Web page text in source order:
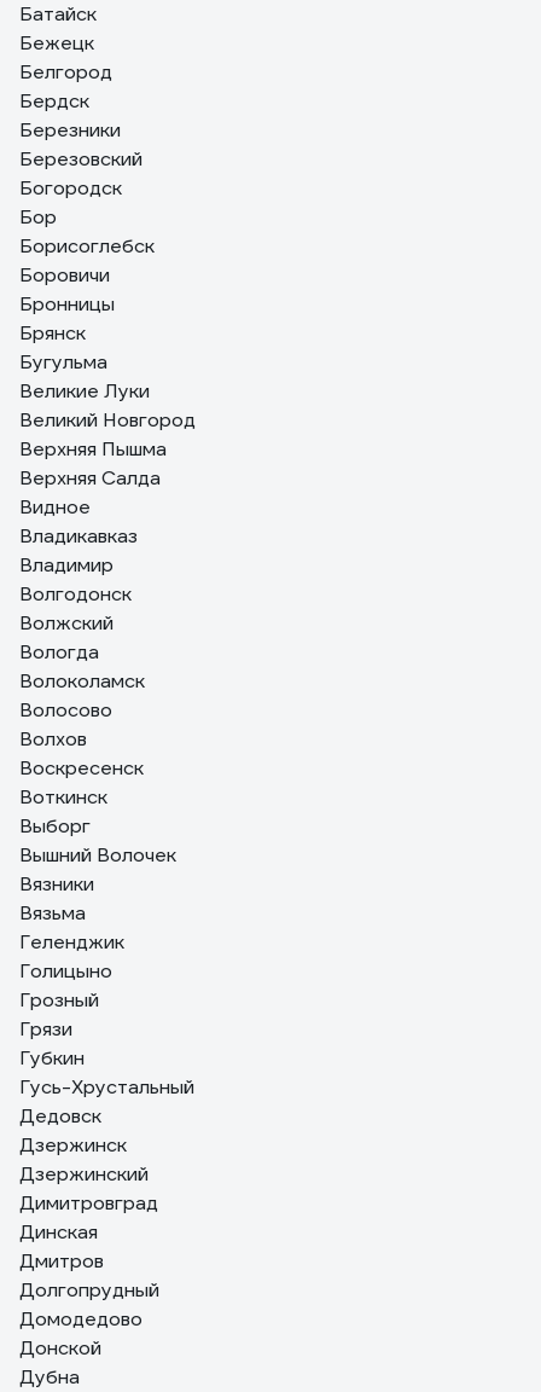
Батайск
Бежецк
Белгород
Бердск
Березники
Березовский
Богородск
Бор
Борисоглебск
Боровичи
Бронницы
Брянск
Бугульма
Великие Луки
Великий Новгород
Верхняя Пышма
Верхняя Салда
Видное
Владикавказ
Владимир
Волгодонск
Волжский
Вологда
Волоколамск
Волосово
Волхов
Воскресенск
Воткинск
Выборг
Вышний Волочек
Вязники
Вязьма
Геленджик
Голицыно
Грозный
Грязи
Губкин
Гусь-Хрустальный
Дедовск
Дзержинск
Дзержинский
Димитровград
Динская
Дмитров
Долгопрудный
Домодедово
Донской
Дубна